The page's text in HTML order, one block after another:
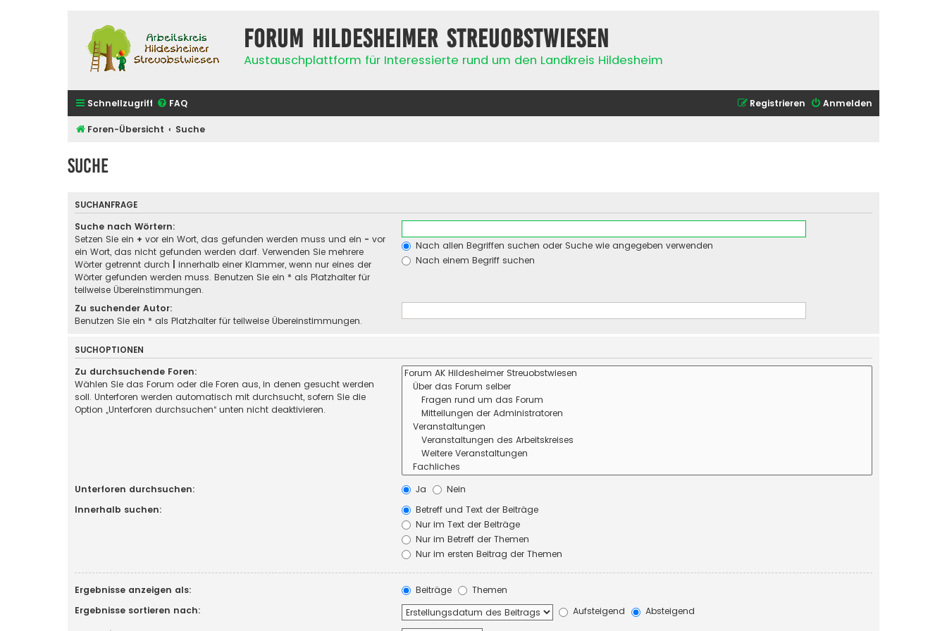
Forum Hildesheimer Streuobstwiesen
Austauschplattform für Interessierte rund um den Landkreis Hildesheim
Schnellzugriff FAQ Anmelden
Registrieren
Foren-Übersicht Suche
Suche
SUCHANFRAGE
Suche nach Wörtern:
Setzen Sie ein + vor ein Wort, das gefunden werden muss und ein - vor
ein Wort, das nicht gefunden werden darf. Verwenden Sie mehrere
Wörter getrennt durch
innerhalb einer Klammer, wenn nur eines der
Wörter gefunden werden muss. Benutzen Sie ein * als Platzhalter für
teilweise Übereinstimmungen.
Nach allen Begriffen suchen oder Suche wie angegeben verwenden
Nach einem Begriff suchen
Zu suchender Autor:
Benutzen Sie ein * als Platzhalter für teilweise Übereinstimmungen.
SUCHOPTIONEN
Zu durchsuchende Foren:
Wählen Sie das Forum oder die Foren aus, in denen gesucht werden
soll. Unterforen werden automatisch mit durchsucht, sofern Sie die
Option „Unterforen durchsuchen“ unten nicht deaktivieren.
Unterforen durchsuchen: Ja
Nein
Innerhalb suchen:
Betreff und Text der Beiträge
Nur im Text der Beiträge
Nur im Betreff der Themen
Nur im ersten Beitrag der Themen
Ergebnisse anzeigen als: Beiträge
Themen
Ergebnisse sortieren nach:
Aufsteigend
Absteigend